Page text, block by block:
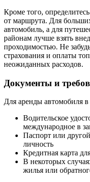
Кроме того,
от маршрута. Для
автомобиль, а для
районам лучше взять
проходимостью. Не
страхования и оплаты
неожиданных расходов.
Документы и
Для аренды автомобиля
Водительское
международное в
Паспорт или
личность
Кредитная карта
В некоторых
жилья или